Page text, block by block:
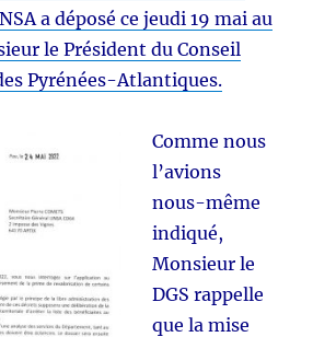
a déposé ce jeudi 19 mai au
le Président du Conseil
Pyrénées-Atlantiques.
Comme nous
l’avions
nous-même
indiqué,
Monsieur le
DGS rappelle
que la mise